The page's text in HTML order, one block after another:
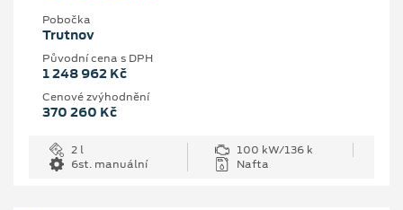
Pobočka
Trutnov
Původní cena s DPH
1 248 962 Kč
Cenové zvýhodnění
370 260 Kč
2 l
100 kW/136 k
6st. manuální
Nafta